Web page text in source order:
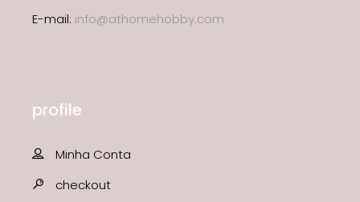
E-mail: info@athomehobby.com
profile
Minha Conta
checkout